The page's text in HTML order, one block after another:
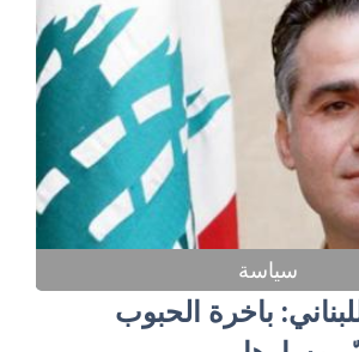
سياسة
باخرة الحبوب